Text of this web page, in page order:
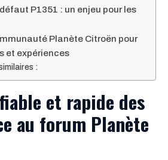
P1351 : un enjeu pour les
Planète Citroën pour
et expériences
:
et rapide des
au forum Planète